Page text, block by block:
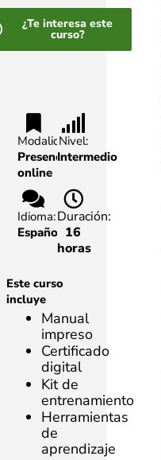
¿Te interesa este
curso?
Modalidad:
Presencial,
online
Nivel:
Intermedio
Idioma:
Español
Duración:
16
horas
Este curso
incluye
Manual
impreso
Certificado
digital
Kit de
entrenamiento
Herramientas
de
aprendizaje